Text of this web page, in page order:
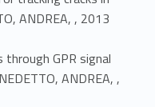
ANDREA, , 2013
GPR signal
ANDREA, ,